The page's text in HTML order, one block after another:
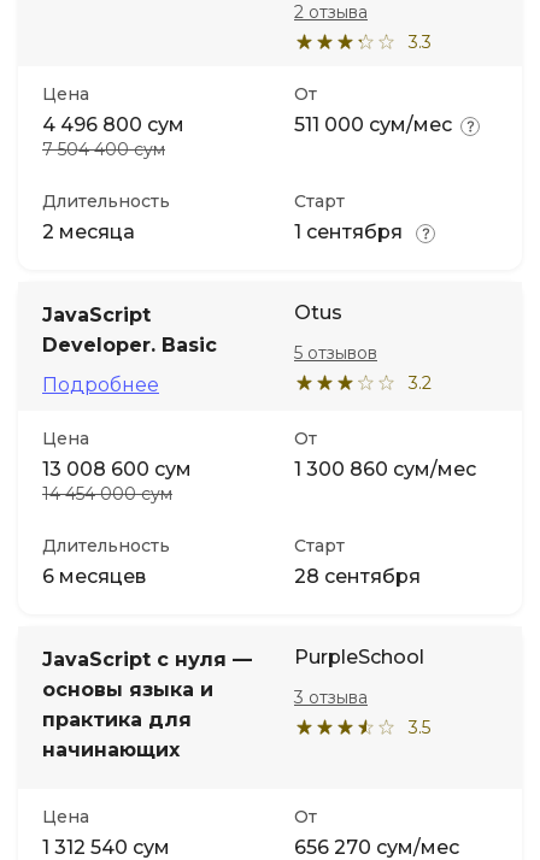
3.3
2 отзыва
Цена
4 496 800 сум
7 504 400 сум
От
511 000 сум/мес
Длительность
2 месяца
Старт
1 сентября
JavaScript
Developer. Basic
Подробнее
Otus
3.2
5 отзывов
Цена
13 008 600 сум
14 454 000 сум
От
1 300 860 сум/мес
Длительность
6 месяцев
Старт
28 сентября
JavaScript с нуля —
основы языка и
практика для
начинающих
PurpleSchool
3.5
3 отзыва
Цена
1 312 540 сум
От
656 270 сум/мес